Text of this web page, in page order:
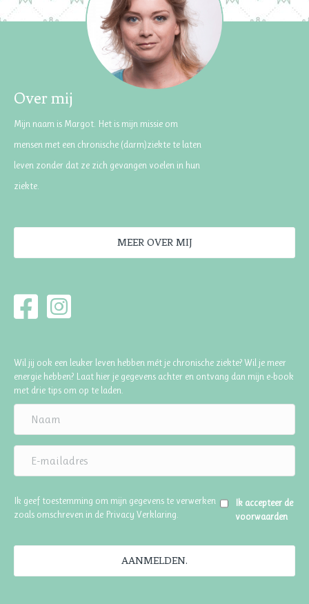
Over mij
Mijn naam is Margot. Het is mijn missie om
mensen met een chronische (darm)ziekte te laten
leven zonder dat ze zich gevangen voelen in hun
ziekte.
MEER OVER MIJ
Wil jij ook een leuker leven hebben mét je chronische ziekte? Wil je meer
energie hebben? Laat hier je gegevens achter en ontvang dan mijn e-book
met drie tips om op te laden.
Ik geef toestemming om mijn gegevens te verwerken
zoals omschreven in de Privacy Verklaring.
Ik accepteer de
voorwaarden
AANMELDEN.